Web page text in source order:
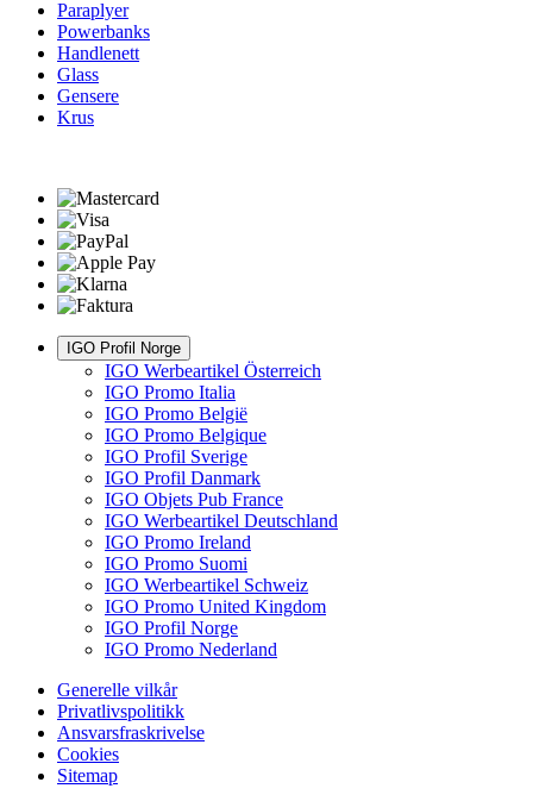
Paraplyer
Powerbanks
Handlenett
Glass
Gensere
Krus
IGO Profil Norge
IGO Werbeartikel Österreich
IGO Promo Italia
IGO Promo België
IGO Promo Belgique
IGO Profil Sverige
IGO Profil Danmark
IGO Objets Pub France
IGO Werbeartikel Deutschland
IGO Promo Ireland
IGO Promo Suomi
IGO Werbeartikel Schweiz
IGO Promo United Kingdom
IGO Profil Norge
IGO Promo Nederland
Generelle vilkår
Privatlivspolitikk
Ansvarsfraskrivelse
Cookies
Sitemap